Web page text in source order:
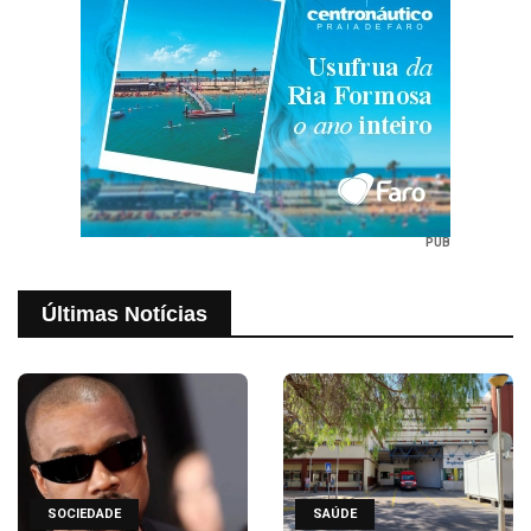
PUB
Últimas Notícias
SOCIEDADE SAÚDE